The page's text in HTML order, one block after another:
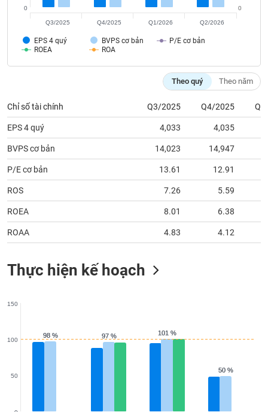
EPS 4 quý BVPS cơ bản
P/E cơ bản
ROEA
ROA
0 0
Q3/2025 Q4/2025 Q1/2026 Q2/2026
Theo quý Theo năm
Chỉ số tài chính Q3/2025 Q4/2025
EPS 4 quý 4,033 4,035
BVPS cơ bản 14,023 14,947
P/E cơ bản 13.61 12.91
ROS 7.26 5.59
ROEA 8.01 6.38
ROAA 4.83 4.12
Thực hiện kế hoạch
98 %
98 % 97 %
97 % 101 %
101 %
50 %
50 %
50
100
150